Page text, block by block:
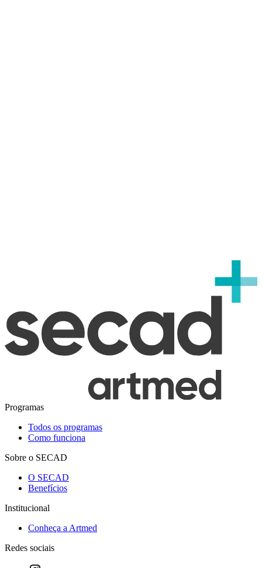
Programas
Todos os programas
Como funciona
Sobre o SECAD
O SECAD
Benefícios
Institucional
Conheça a Artmed
Redes sociais